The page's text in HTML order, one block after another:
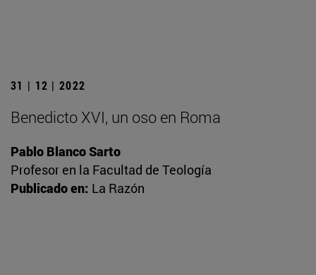
31 | 12 | 2022
Benedicto XVI, un oso en Roma
Pablo Blanco Sarto
Profesor en la Facultad de Teología
Publicado en: La Razón